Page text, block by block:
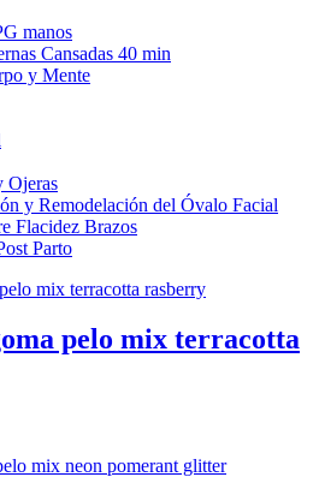
manos
Cansadas 40 min
y Mente
Ojeras
y Remodelación del Óvalo Facial
Flacidez Brazos
Parto
pelo mix terracotta